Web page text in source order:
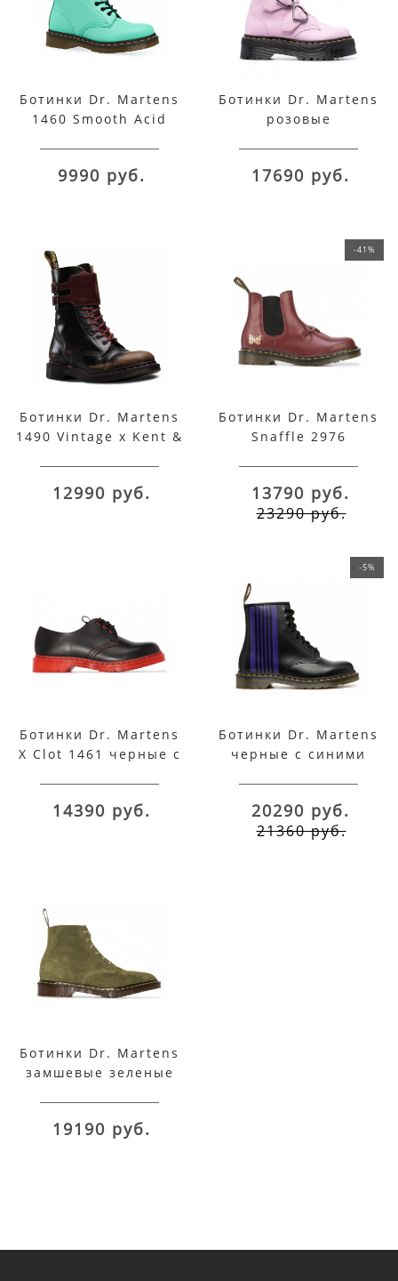
Ботинки Dr. Martens
1460 Smooth Acid
9990 руб.
Ботинки Dr. Martens
розовые
17690 руб.
Ботинки Dr. Martens
1490 Vintage x Kent &
12990 руб.
-41%
Ботинки Dr. Martens
Snaffle 2976
13790 руб.
23290 руб.
Ботинки Dr. Martens
X Clot 1461 черные с
14390 руб.
-5%
Ботинки Dr. Martens
черные с синими
20290 руб.
21360 руб.
Ботинки Dr. Martens
замшевые зеленые
19190 руб.